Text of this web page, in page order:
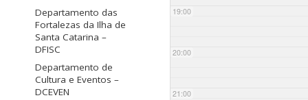
Departamento das
Fortalezas da Ilha de
Santa Catarina –
DFISC
Departamento de
Cultura e Eventos –
DCEVEN
19:00
20:00
21:00